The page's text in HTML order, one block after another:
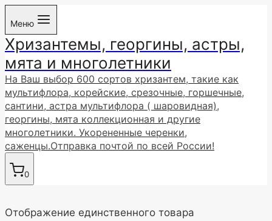
Перейти
содержимому
Меню
Хризантемы, георгины, астры,
мята и многолетники
На Ваш выбор 600 сортов хризантем, такие как
мультифлора, корейские, срезочные, горшечные,
сантини, астра мультифлора ( шаровидная),
георгины, мята коллекционная и другие
многолетники. Укорененные черенки,
саженцы.Отправка почтой по всей России!
0
Отображение единственного товара